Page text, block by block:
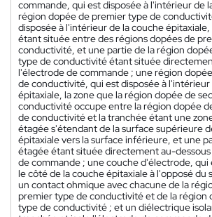
commande, qui est disposée à l'intérieur de
région dopée de premier type de
disposée à l'intérieur de la couche
étant située entre des régions dopées de
conductivité, et une partie de la région
type de conductivité étant située
l'électrode de commande ; une région
de conductivité, qui est disposée à l'intérieur
épitaxiale, la zone que la région dopée de
conductivité occupe entre la région dopée
de conductivité et la tranchée étant une
étagée s'étendant de la surface supérieure
épitaxiale vers la surface inférieure, et une
étagée étant située directement au-
de commande ; une couche d'électrode, qui
le côté de la couche épitaxiale à l'opposé du
un contact ohmique avec chacune de la
premier type de conductivité et de la région
type de conductivité ; et un diélectrique